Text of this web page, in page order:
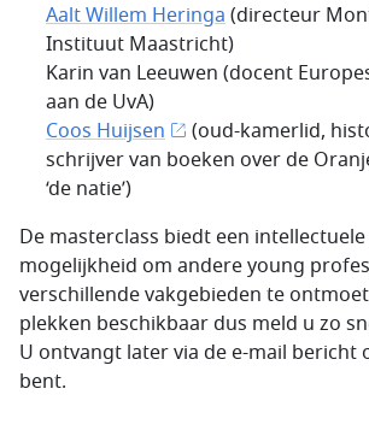
Aalt Willem Heringa(directeur
Instituut Maastricht)
Karin van Leeuwen (docent
aan de UvA)
Coos Huijsen
(oud-kamerlid,
schrijver van boeken over de
‘de natie’)
De masterclass biedt een
mogelijkheid om andere young
verschillende vakgebieden te
plekken beschikbaar dus meld u zo
U ontvangt later via de e-mail bericht
bent.